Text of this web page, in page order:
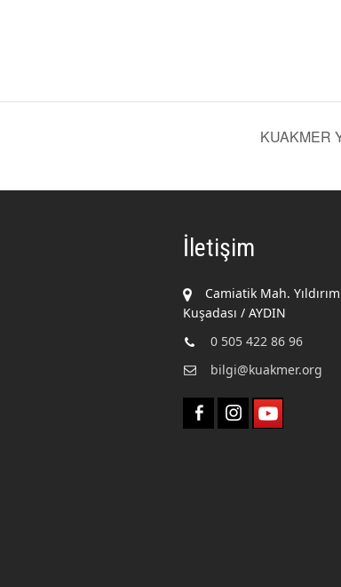
KUAKMER
İletişim
Camiatik Mah.
Kuşadası / AYDIN
0 505 422 86 96
bilgi@kuakmer.org